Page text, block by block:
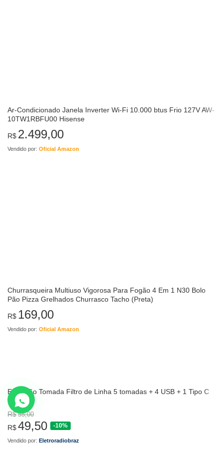
Ar-Condicionado Janela Inverter Wi-Fi 10.000 btus Frio 127V AW-
10TW1RBFU00 Hisense
R$ 2.499,00
Vendido por: Oficial Amazon
Churrasqueira Multiuso Vigorosa Para Fogão 4 Em 1 N30 Bolo
Pão Pizza Grelhados Churrasco Tacho (Preta)
R$ 169,00
Vendido por: Oficial Amazon
Extensão Tomada Filtro de Linha 5 tomadas + 4 USB + 1 Tipo C
R$ 55,00
R$49,50 -10%
Vendido por: Eletroradiobraz